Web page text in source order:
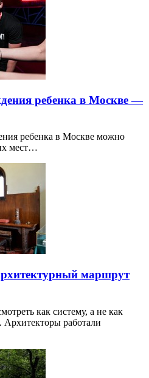
ребенка в Москве —
ребенка в Москве можно
мест…
маршрут
как систему, а не как
Архитекторы работали